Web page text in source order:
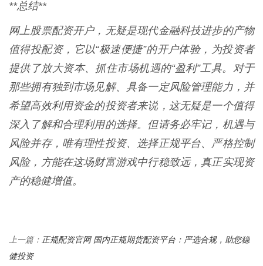
**总结**
网上股票配资开户，无疑是现代金融科技进步的产物
值得投配资，它以“极速便捷”的开户体验，为投资者
提供了放大资本、抓住市场机遇的“盈利”工具。对于
那些拥有独到市场见解、具备一定风险管理能力，并
希望高效利用资金的投资者来说，这无疑是一个值得
深入了解和合理利用的选择。但请务必牢记，机遇与
风险并存，唯有理性投资、选择正规平台、严格控制
风险，方能在这场财富游戏中行稳致远，真正实现资
产的稳健增值。
上一篇： 正规配资官网 国内正规期货配资平台：严选合规，助您稳
健投资